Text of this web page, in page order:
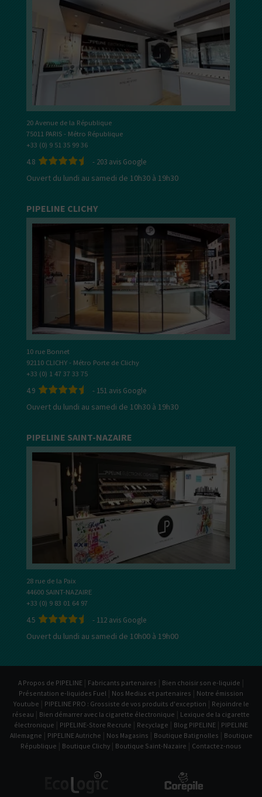
20 Avenue de la République
75011 PARIS - Métro République
+33 (0) 9 51 35 99 36
4.8 - 203 avis Google
Ouvert du lundi au samedi de 10h30 à 19h30
PIPELINE CLICHY
10 rue Bonnet
92110 CLICHY - Métro Porte de Clichy
+33 (0) 1 47 37 33 75
4.9 - 151 avis Google
Ouvert du lundi au samedi de 10h30 à 19h30
PIPELINE SAINT-NAZAIRE
28 rue de la Paix
44600 SAINT-NAZAIRE
+33 (0) 9 83 01 64 97
4.5 - 112 avis Google
Ouvert du lundi au samedi de 10h00 à 19h00
A Propos de PIPELINE | Fabricants partenaires | Bien choisir son e-liquide |
Présentation e-liquides Fuel | Nos Medias et partenaires | Notre émission
Youtube | PIPELINE PRO : Grossiste de vos produits d'exception | Rejoindre le
réseau | Bien démarrer avec la cigarette électronique | Lexique de la cigarette
électronique | PIPELINE-Store Recrute | Recyclage | Blog PIPELINE | PIPELINE
Allemagne | PIPELINE Autriche | Nos Magasins | Boutique Batignolles | Boutique
République | Boutique Clichy | Boutique Saint-Nazaire | Contactez-nous